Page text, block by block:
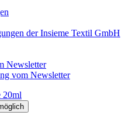
der Insieme Textil GmbH
Newsletter
vom Newsletter
20ml